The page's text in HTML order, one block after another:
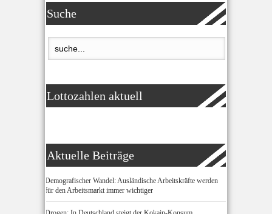
Suche
Lottozahlen aktuell
Aktuelle Beiträge
Demografischer Wandel: Ausländische Arbeitskräfte werden
für den Arbeitsmarkt immer wichtiger